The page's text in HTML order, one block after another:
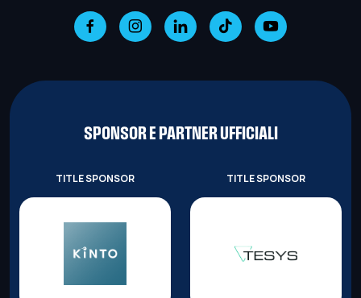
SPONSOR E PARTNER UFFICIALI
TITLE SPONSOR TITLE SPONSOR